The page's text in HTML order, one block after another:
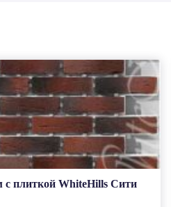
плиткой WhiteHills Сити